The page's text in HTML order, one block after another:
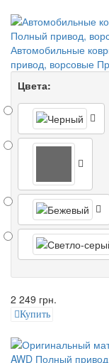
Автомобильные
привод, ворсовые
Цвета:
2 249 грн.
Купить